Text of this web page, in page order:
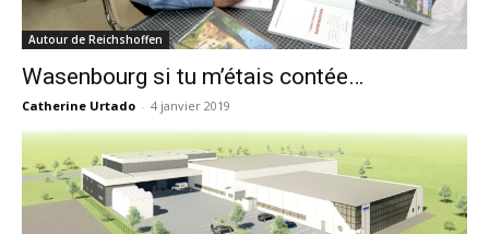
Autour de Reichshoffen
Wasenbourg si tu m’étais contée…
Catherine Urtado - 4 janvier 2019